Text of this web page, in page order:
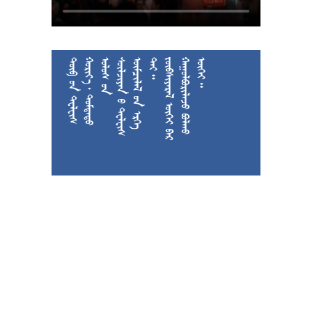

































































  






































 